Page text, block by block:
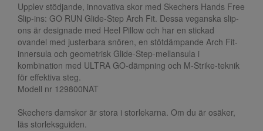
Upplev stödjande, innovativa skor med Skechers Hands Free
Slip-ins: GO RUN Glide-Step Arch Fit. Dessa veganska slip-
ons är designade med Heel Pillow och har en stickad
ovandel med justerbara snören, en stötdämpande Arch Fit-
innersula och geometrisk Glide-Step-mellansula i
kombination med ULTRA GO-dämpning och M-Strike-teknik
för effektiva steg.
Modell nr 129800NAT
Skechers damskor är stora i storlekarna. Om du är osäker,
läs storleksguiden.